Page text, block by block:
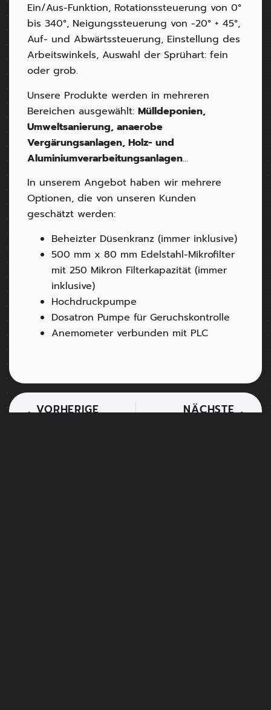
Ein/Aus-Funktion, Rotationssteuerung von 0°
bis 340°, Neigungssteuerung von -20° + 45°,
Auf- und Abwärtssteuerung, Einstellung des
Arbeitswinkels, Auswahl der Sprühart: fein
oder grob.
Unsere Produkte werden in mehreren
Bereichen ausgewählt: Mülldeponien,
Umweltsanierung, anaerobe
Vergärungsanlagen, Holz- und
Aluminiumverarbeitungsanlagen...
In unserem Angebot haben wir mehrere
Optionen, die von unseren Kunden
geschätzt werden:
Beheizter Düsenkranz (immer inklusive)
500 mm x 80 mm Edelstahl-Mikrofilter
mit 250 Mikron Filterkapazität (immer
inklusive)
Hochdruckpumpe
Dosatron Pumpe für Geruchskontrolle
Anemometer verbunden mit PLC
VORHERIGE NÄCHSTE